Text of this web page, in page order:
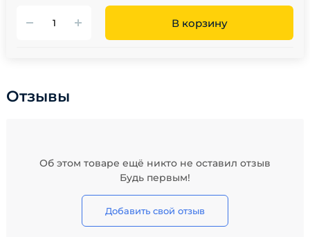
В корзину
Отзывы
Об этом товаре ещё никто не оставил отзыв
Будь первым!
Добавить свой отзыв